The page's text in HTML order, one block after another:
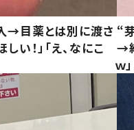
→目薬とは別に渡さ
！」「え、なにこ
“
→
ｗ